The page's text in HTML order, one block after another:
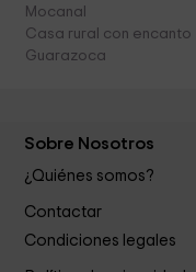
Mocanal
Casa rural con encanto
Guarazoca
Sobre Nosotros
¿Quiénes somos?
Contactar
Condiciones legales